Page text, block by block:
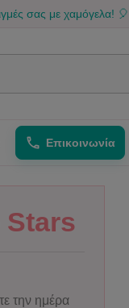
χαμόγελα! 🎈💙
Επικοινωνία
Stars
την ημέρα